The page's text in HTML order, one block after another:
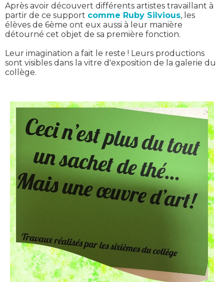
Après avoir découvert différents artistes travaillant à
partir de ce support comme Ruby Silvious, les
élèves de 6ème ont eux aussi à leur manière
détourné cet objet de sa première fonction.
Leur imagination a fait le reste ! Leurs productions
sont visibles dans la vitre d'exposition de la galerie du
collège.